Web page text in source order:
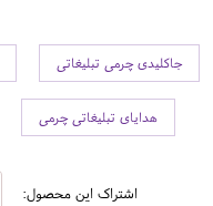
جاکلیدی چرمی تبلیغاتی
هدایای تبلیغاتی چرمی
اشتراک این محصول: